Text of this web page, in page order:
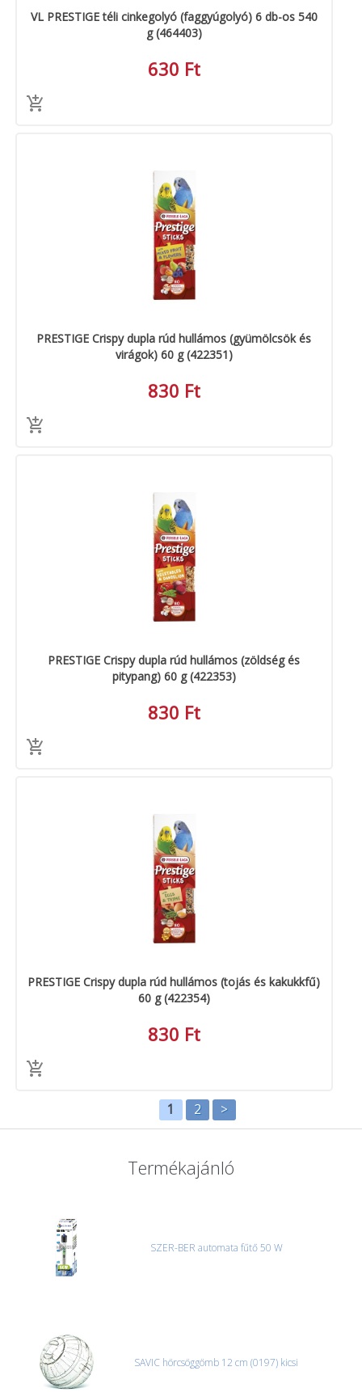
VL PRESTIGE téli cinkegolyó (faggyúgolyó) 6 db-os 540
g (464403)
630 Ft
PRESTIGE Crispy dupla rúd hullámos (gyümölcsök és
virágok) 60 g (422351)
830 Ft
PRESTIGE Crispy dupla rúd hullámos (zöldség és
pitypang) 60 g (422353)
830 Ft
PRESTIGE Crispy dupla rúd hullámos (tojás és kakukkfű)
60 g (422354)
830 Ft
1 2 >
Termékajánló
SZER-BER automata fűtő 50 W
SAVIC hörcsöggömb 12 cm (0197) kicsi